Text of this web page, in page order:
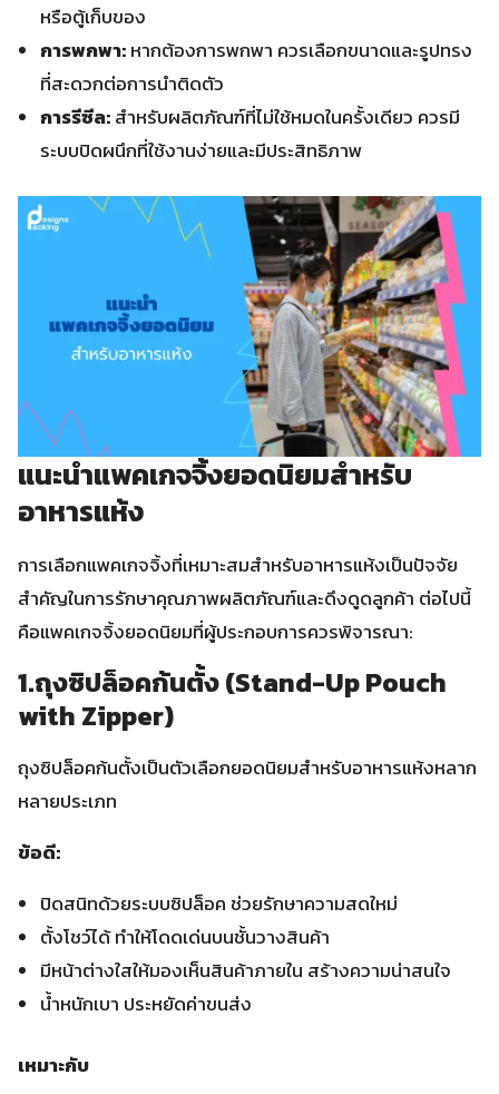
หรือตู้เก็บของ
การพกพา:หากต้องการพกพา ควรเลือกขนาดและรูปทรง
ที่สะดวกต่อการนำติดตัว
การรีซีล:สำหรับผลิตภัณฑ์ที่ไม่ใช้หมดในครั้งเดียว ควรมี
ระบบปิดผนึกที่ใช้งานง่ายและมีประสิทธิภาพ
แนะนำแพคเกจจิ้งยอดนิยมสำหรับ
อาหารแห้ง
การเลือกแพคเกจจิ้งที่เหมาะสมสำหรับอาหารแห้งเป็นปัจจัย
สำคัญในการรักษาคุณภาพผลิตภัณฑ์และดึงดูดลูกค้า ต่อไปนี้
คือแพคเกจจิ้งยอดนิยมที่ผู้ประกอบการควรพิจารณา:
1.ถุงซิปล็อคก้นตั้ง (Stand-Up Pouch
with Zipper)
ถุงซิปล็อคก้นตั้งเป็นตัวเลือกยอดนิยมสำหรับอาหารแห้งหลาก
หลายประเภท
ข้อดี:
ปิดสนิทด้วยระบบซิปล็อค ช่วยรักษาความสดใหม่
ตั้งโชว์ได้ ทำให้โดดเด่นบนชั้นวางสินค้า
มีหน้าต่างใสให้มองเห็นสินค้าภายใน สร้างความน่าสนใจ
น้ำหนักเบา ประหยัดค่าขนส่ง
เหมาะกับ